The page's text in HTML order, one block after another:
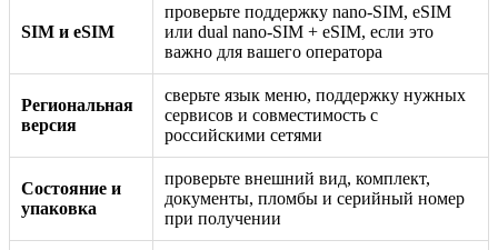
SIM и eSIM
проверьте поддержку nano-SIM, eSIM
или dual nano-SIM + eSIM, если это
важно для вашего оператора
Региональная
версия
сверьте язык меню, поддержку нужных
сервисов и совместимость с
российскими сетями
Состояние и
упаковка
проверьте внешний вид, комплект,
документы, пломбы и серийный номер
при получении